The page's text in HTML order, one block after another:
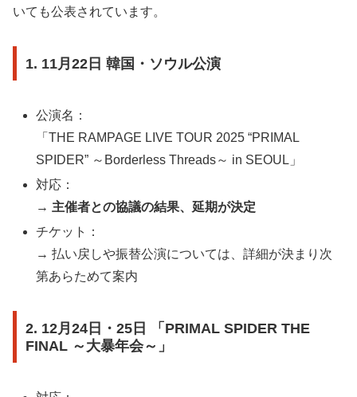
いても公表されています。
1. 11月22日 韓国・ソウル公演
公演名：
「THE RAMPAGE LIVE TOUR 2025 “PRIMAL
SPIDER” ～Borderless Threads～ in SEOUL」
対応：
→ 主催者との協議の結果、延期が決定
チケット：
→ 払い戻しや振替公演については、詳細が決まり次
第あらためて案内
2. 12月24日・25日 「PRIMAL SPIDER THE
FINAL ～大暴年会～」